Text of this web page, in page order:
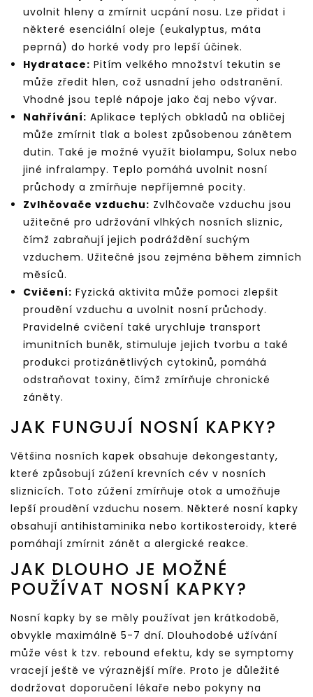
uvolnit hleny a zmírnit ucpání nosu. Lze přidat i
některé esenciální oleje (eukalyptus, máta
peprná) do horké vody pro lepší účinek.
Hydratace: Pitím velkého množství tekutin se
může zředit hlen, což usnadní jeho odstranění.
Vhodné jsou teplé nápoje jako čaj nebo vývar.
Nahřívání: Aplikace teplých obkladů na obličej
může zmírnit tlak a bolest způsobenou zánětem
dutin. Také je možné využít biolampu, Solux nebo
jiné infralampy. Teplo pomáhá uvolnit nosní
průchody a zmírňuje nepříjemné pocity.
Zvlhčovače vzduchu: Zvlhčovače vzduchu jsou
užitečné pro udržování vlhkých nosních sliznic,
čímž zabraňují jejich podráždění suchým
vzduchem. Užitečné jsou zejména během zimních
měsíců.
Cvičení: Fyzická aktivita může pomoci zlepšit
proudění vzduchu a uvolnit nosní průchody.
Pravidelné cvičení také urychluje transport
imunitních buněk, stimuluje jejich tvorbu a také
produkci protizánětlivých cytokinů, pomáhá
odstraňovat toxiny, čímž zmírňuje chronické
záněty.
JAK FUNGUJÍ NOSNÍ KAPKY?
Většina nosních kapek obsahuje dekongestanty,
které způsobují zúžení krevních cév v nosních
sliznicích. Toto zúžení zmírňuje otok a umožňuje
lepší proudění vzduchu nosem. Některé nosní kapky
obsahují antihistaminika nebo kortikosteroidy, které
pomáhají zmírnit zánět a alergické reakce.
JAK DLOUHO JE MOŽNÉ
POUŽÍVAT NOSNÍ KAPKY?
Nosní kapky by se měly používat jen krátkodobě,
obvykle maximálně 5-7 dní. Dlouhodobé užívání
může vést k tzv. rebound efektu, kdy se symptomy
vracejí ještě ve výraznější míře. Proto je důležité
dodržovat doporučení lékaře nebo pokyny na